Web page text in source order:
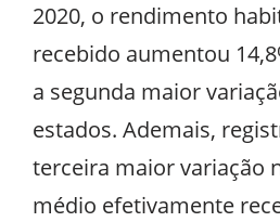
2020, o rendimento
recebido aumentou
a segunda maior
estados. Ademais,
terceira maior variação
médio efetivamente